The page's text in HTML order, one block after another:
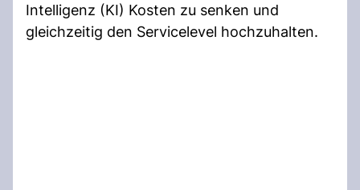
Intelligenz (KI) Kosten zu senken und
gleichzeitig den Servicelevel hochzuhalten.